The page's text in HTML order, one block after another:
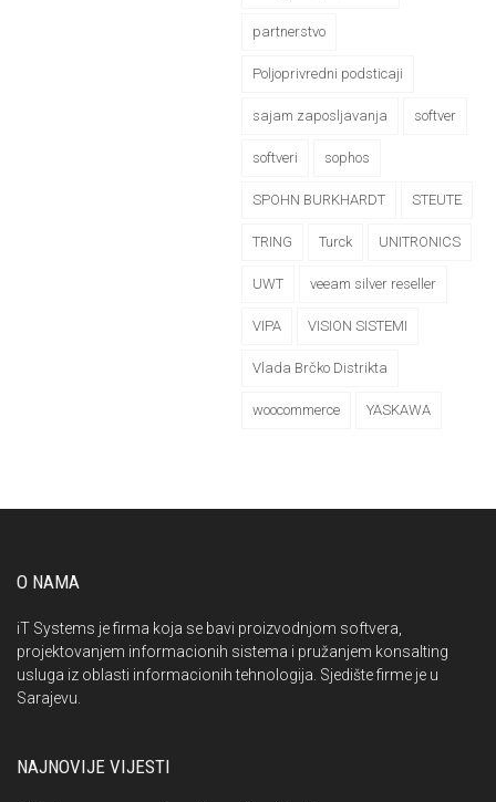
partnerstvo
Poljoprivredni podsticaji
sajam zaposljavanja softver
softveri sophos
SPOHN BURKHARDT STEUTE
TRING Turck UNITRONICS
UWT veeam silver reseller
VIPA VISION SISTEMI
Vlada Brčko Distrikta
woocommerce YASKAWA
O NAMA
iT Systems je firma koja se bavi proizvodnjom softvera,
projektovanjem informacionih sistema i pružanjem konsalting
usluga iz oblasti informacionih tehnologija. Sjedište firme je u
Sarajevu.
NAJNOVIJE VIJESTI